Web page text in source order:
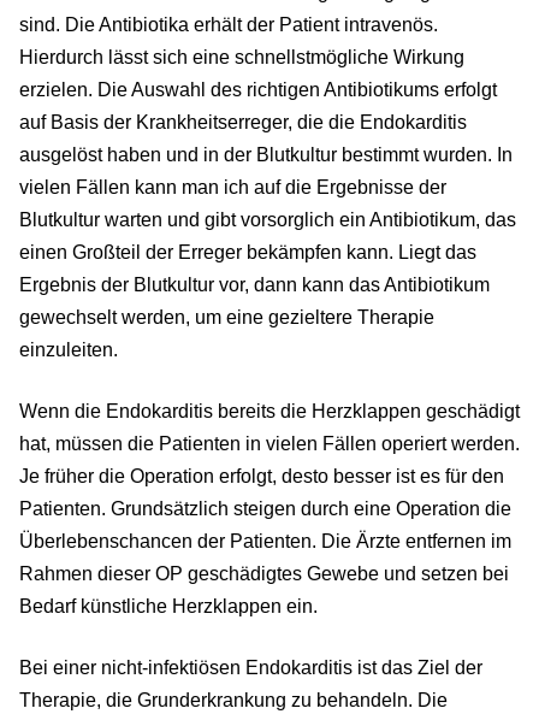
sind. Die Antibiotika erhält der Patient intravenös.
Hierdurch lässt sich eine schnellstmögliche Wirkung
erzielen. Die Auswahl des richtigen Antibiotikums erfolgt
auf Basis der Krankheitserreger, die die Endokarditis
ausgelöst haben und in der Blutkultur bestimmt wurden. In
vielen Fällen kann man ich auf die Ergebnisse der
Blutkultur warten und gibt vorsorglich ein Antibiotikum, das
einen Großteil der Erreger bekämpfen kann. Liegt das
Ergebnis der Blutkultur vor, dann kann das Antibiotikum
gewechselt werden, um eine gezieltere Therapie
einzuleiten.
Wenn die Endokarditis bereits die Herzklappen geschädigt
hat, müssen die Patienten in vielen Fällen operiert werden.
Je früher die Operation erfolgt, desto besser ist es für den
Patienten. Grundsätzlich steigen durch eine Operation die
Überlebenschancen der Patienten. Die Ärzte entfernen im
Rahmen dieser OP geschädigtes Gewebe und setzen bei
Bedarf künstliche Herzklappen ein.
Bei einer nicht-infektiösen Endokarditis ist das Ziel der
Therapie, die Grunderkrankung zu behandeln. Die